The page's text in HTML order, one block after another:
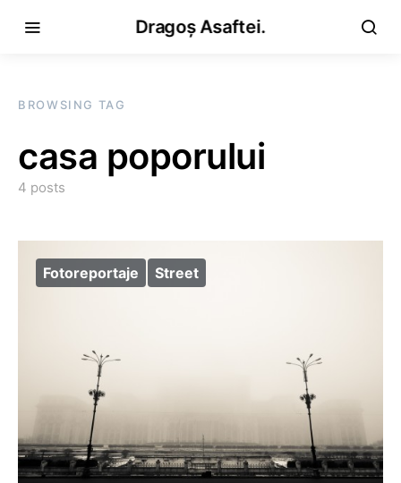
Dragoș Asaftei.
BROWSING TAG
casa poporului
4 posts
Fotoreportaje Street